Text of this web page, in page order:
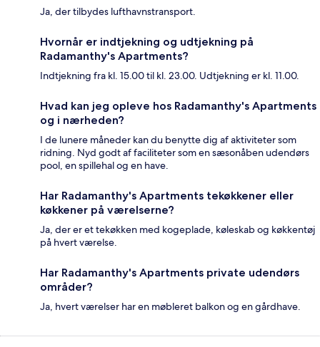
Ja, der tilbydes lufthavnstransport.
Hvornår er indtjekning og udtjekning på
Radamanthy's Apartments?
Indtjekning fra kl. 15.00 til kl. 23.00. Udtjekning er kl. 11.00.
Hvad kan jeg opleve hos Radamanthy's Apartments
og i nærheden?
I de lunere måneder kan du benytte dig af aktiviteter som
ridning. Nyd godt af faciliteter som en sæsonåben udendørs
pool, en spillehal og en have.
Har Radamanthy's Apartments tekøkkener eller
køkkener på værelserne?
Ja, der er et tekøkken med kogeplade, køleskab og køkkentøj
på hvert værelse.
Har Radamanthy's Apartments private udendørs
områder?
Ja, hvert værelser har en møbleret balkon og en gårdhave.